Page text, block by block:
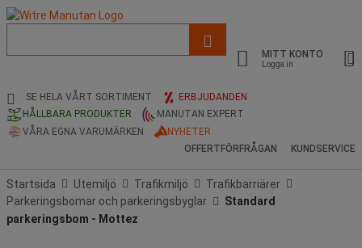
och
sökhistorik
MITT KONTO
Logga in
SE HELA VÅRT SORTIMENT
ERBJUDANDEN
HÅLLBARA PRODUKTER
MANUTAN EXPERT
VÅRA EGNA VARUMÄRKEN
NYHETER
OFFERTFÖRFRÅGAN
KUNDSERVICE
Startsida Utemiljö Trafikmiljö
Trafikbarriärer
Parkeringsbomar och parkeringsbyglar
Standard
parkeringsbom - Mottez